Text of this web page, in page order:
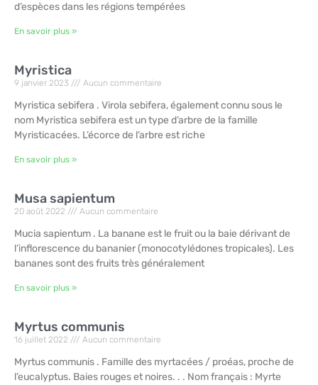
d’espèces dans les régions tempérées
En savoir plus »
Myristica
9 janvier 2023 Aucun commentaire
Myristica sebifera . Virola sebifera, également connu sous le
nom Myristica sebifera est un type d’arbre de la famille
Myristicacées. L’écorce de l’arbre est riche
En savoir plus »
Musa sapientum
20 août 2022 Aucun commentaire
Mucia sapientum . La banane est le fruit ou la baie dérivant de
l’inflorescence du bananier (monocotylédones tropicales). Les
bananes sont des fruits très généralement
En savoir plus »
Myrtus communis
16 juillet 2022 Aucun commentaire
Myrtus communis . Famille des myrtacées / proéas, proche de
l’eucalyptus. Baies rouges et noires. . . Nom français : Myrte